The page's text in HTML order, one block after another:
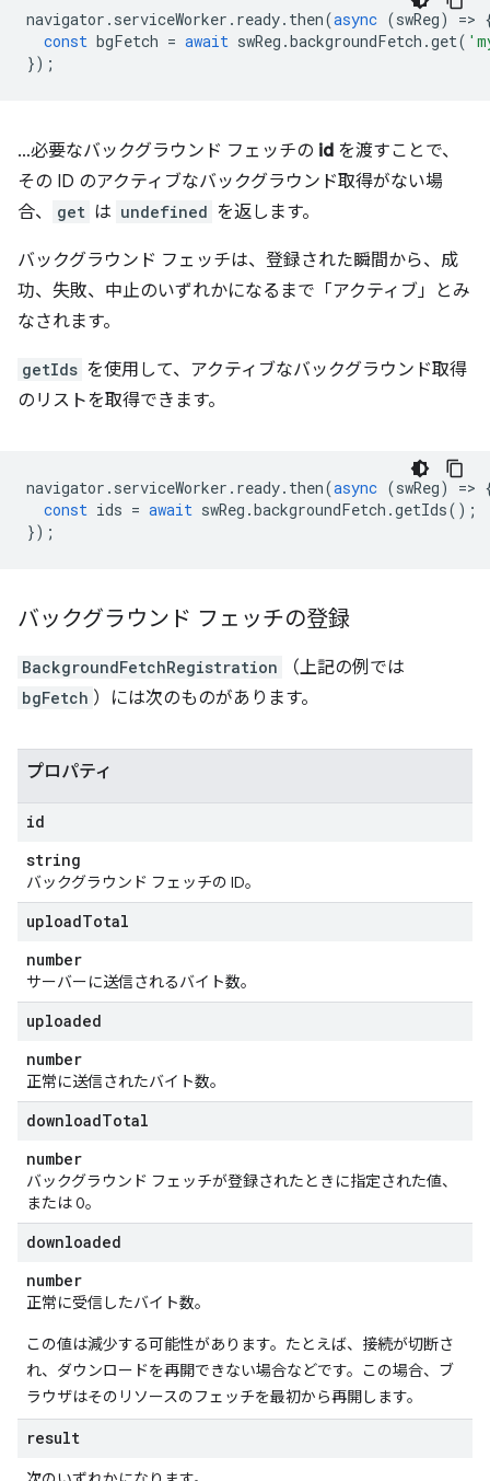
navigator . serviceWorker . ready. then(async (swReg) =>
const bgFetch = await swReg .backgroundFetch .get(
});
…必要なバックグラウンド フェッチの id を渡すことで、
その ID のアクティブなバックグラウンド取得がない場
合、
get は undefined を返します。
バックグラウンド フェッチは、登録された瞬間から、成
功、失敗、中止のいずれかになるまで「アクティブ」とみ
なされます。
getIds を使用して、アクティブなバックグラウンド取得
のリストを取得できます。
navigator . serviceWorker . ready. then(async (swReg) =>
const ids = await swReg .backgroundFetch .getIds();
});
バックグラウンド フェッチの登録
BackgroundFetchRegistration （上記の例では
bgFetch ）には次のものがあります。
プロパティ
id
string
バックグラウンド フェッチの ID。
uploadTotal
number
サーバーに送信されるバイト数。
uploaded
number
正常に送信されたバイト数。
downloadTotal
number
バックグラウンド フェッチが登録されたときに指定された値、
または 0。
downloaded
number
正常に受信したバイト数。
この値は減少する可能性があります。たとえば、接続が切断さ
れ、ダウンロードを再開できない場合などです。この場合、ブ
ラウザはそのリソースのフェッチを最初から再開します。
result